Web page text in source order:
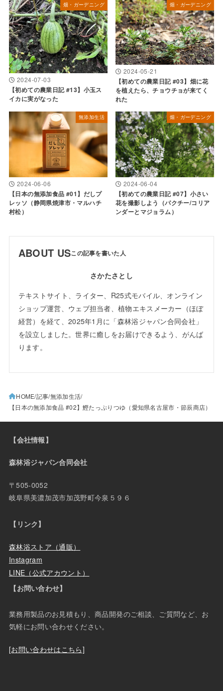
畑・ガーデニング
2024-07-03
【初めての農業日記 #13】小玉ス
イカに実がなった
畑・ガーデニング
2024-05-21
【初めての農業日記 #03】畑に花
を植えたら、チョウチョが来てく
れた
無添加生活
2024-06-06
【日本の無添加食品 #01】だしプ
レッソ（静岡県焼津市・マルハチ
村松）
畑・ガーデニング
2024-06-04
【初めての農業日記 #07】小さい
花を撮影しよう（パクチー/コリア
ンダーとマジョラム）
ABOUT US
さかたさとし
テキストサイト、ライター、R25式モバイル、オンライン
ショップ運営、ウェブ担当者、植物エキスメーカー（ほぼ
経営）を経て、2025年1月に「森林浴ジャパン合同会社」
を設立しました。世界に癒しをお届けできるよう、がんば
ります。
HOME記事無添加生活
【日本の無添加食品 #02】鰹たっぷりつゆ（愛知県名古屋市・節辰商店）
【会社情報】
森林浴ジャパン合同会社
〒505-0052
岐阜県美濃加茂市加茂野町今泉５９６
【リンク】
森林浴ストア（通販）
Instagram
LINE（公式アカウント）
【お問い合わせ】
業務用製品のお見積もり、商品開発のご相談、ご質問など、お
気軽にお問い合わせください。
[お問い合わせはこちら]